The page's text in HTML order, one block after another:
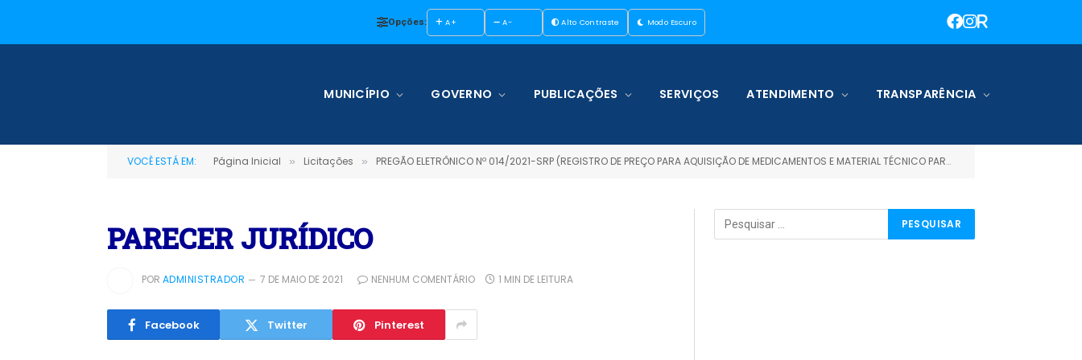
Opções: A+ A- Alto Contraste Modo Escuro
MUNICÍPIO GOVERNO PUBLICAÇÕES SERVIÇOS ATENDIMENTO TRANSPARÊNCIA
VOCÊ ESTÁ EM: Página Inicial » Licitações » PREGÃO ELETRÔNICO Nº 014/2021-SRP (REGISTRO DE PREÇO PARA AQUISIÇÃO DE MEDICAMENTOS E MATERIAL TÉCNICO PARA ATENDER AS NECESSIDADES DO FUNDO MUNICIPAL DE SAÚDE)
PARECER JURÍDICO
POR ADMINISTRADOR 7 DE MAIO DE 2021 NENHUM COMENTÁRIO 1 MIN DE LEITURA
Facebook Twitter Pinterest